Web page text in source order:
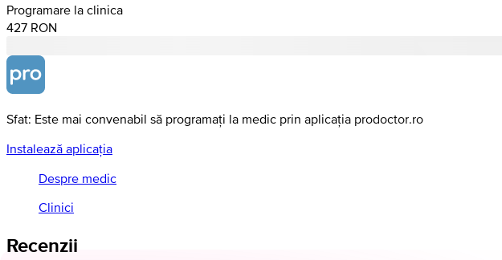
Programare la clinica
427 RON
Sfat: Este mai convenabil să programați la medic prin aplicația prodoctor.ro
Instalează aplicația
Despre medic
Clinici
Recenzii